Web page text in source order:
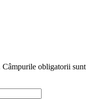
Câmpurile obligatorii sunt